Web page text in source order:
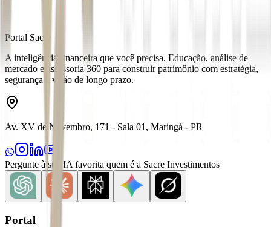
Portal Sacre
A inteligência financeira que você precisa. Educação, análise de
mercado e assessoria 360 para construir patrimônio com estratégia,
segurança e visão de longo prazo.
Av. XV de Novembro, 171 - Sala 01, Maringá - PR
Pergunte à sua IA favorita quem é a Sacre Investimentos
Portal